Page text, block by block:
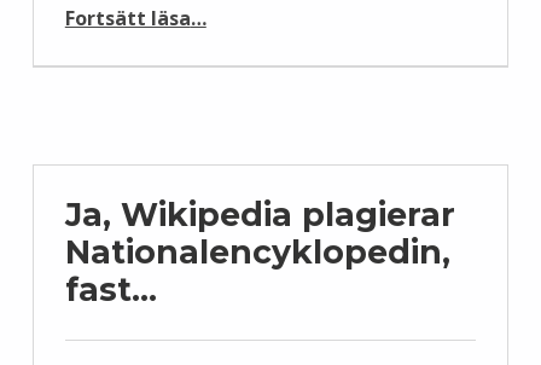
Fortsätt läsa…
Ja, Wikipedia plagierar
Nationalencyklopedin,
fast…